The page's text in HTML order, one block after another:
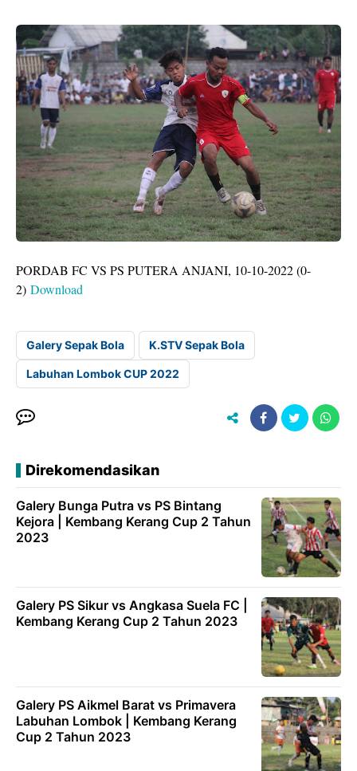
PORDAB FC VS PS PUTERA ANJANI, 10-10-2022 (0-
2) Download
Galery Sepak Bola K.STV Sepak Bola
Labuhan Lombok CUP 2022
Direkomendasikan
Galery Bunga Putra vs PS Bintang
Kejora | Kembang Kerang Cup 2 Tahun
2023
Galery PS Sikur vs Angkasa Suela FC |
Kembang Kerang Cup 2 Tahun 2023
Galery PS Aikmel Barat vs Primavera
Labuhan Lombok | Kembang Kerang
Cup 2 Tahun 2023